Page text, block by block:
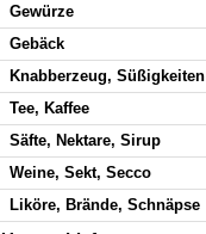
Gewürze
Gebäck
Knabberzeug, Süßigkeiten
Tee, Kaffee
Säfte, Nektare, Sirup
Weine, Sekt, Secco
Liköre, Brände, Schnäpse